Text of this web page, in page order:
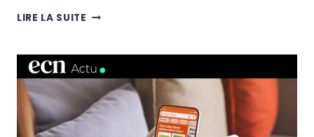
LIRE LA SUITE SHEIN
LA
SUSPENSION
:
UNE
DÉCISION